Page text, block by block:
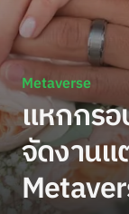
Metaverse
แหกกรอ
จัดงานแ